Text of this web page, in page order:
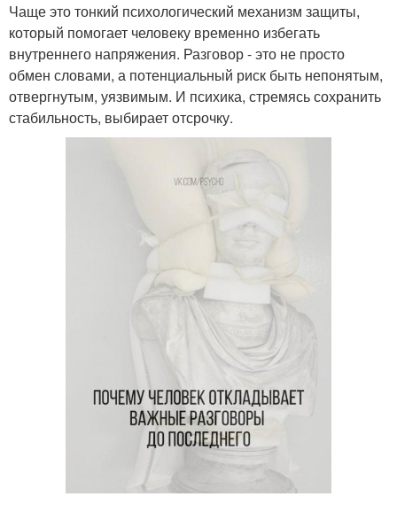
Чаще это тонкий психологический механизм защиты,
который помогает человеку временно избегать
внутреннего напряжения. Разговор - это не просто
обмен словами, а потенциальный риск быть непонятым,
отвергнутым, уязвимым. И психика, стремясь сохранить
стабильность, выбирает отсрочку.